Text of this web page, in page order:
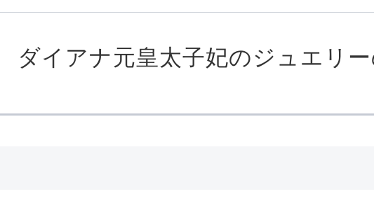
イアナ元皇太子妃のジュエリー